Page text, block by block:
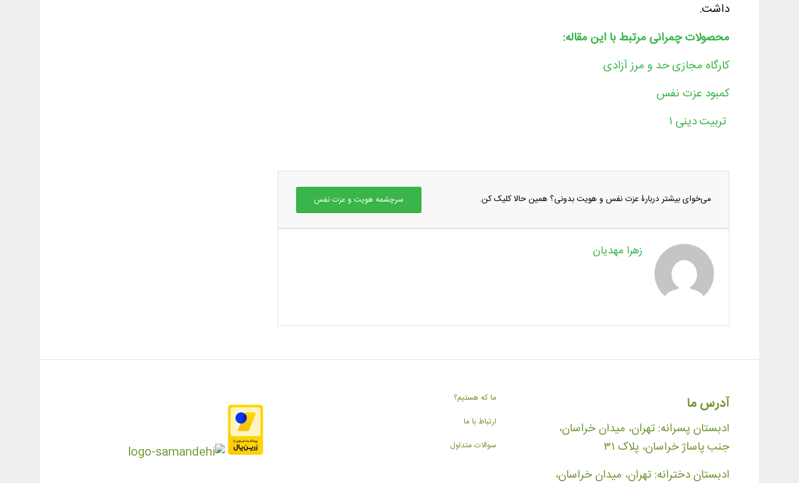
داشت.
محصولات چمرانی مرتبط با این مقاله:
کارگاه مجازی حد و مرز آزادی
کمبود عزت نفس
تربیت دینی ۱
می‌خوای بیشتر دربارۀ عزت نفس و هویت بدونی؟ همین حالا کلیک کن. سرچشمه هویت و عزت نفس
زهرا مهدیان
آدرس ما
ادبستان پسرانه: تهران، میدان خراسان،
جنب پاساژ خراسان، پلاک ۳۱
ادبستان دخترانه: تهران، میدان خراسان،
ما که هستیم؟
ارتباط با ما
سوالات متداول